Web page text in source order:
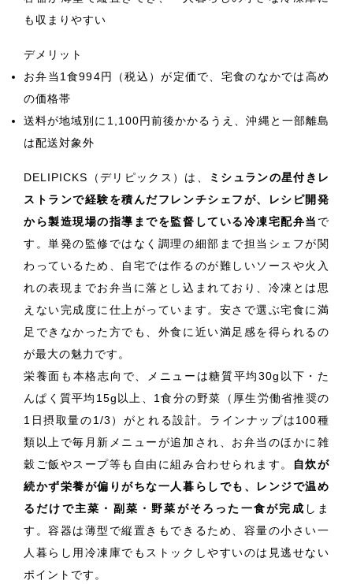
も収まりやすい
デメリット
お弁当1食994円（税込）が定価で、宅食のなかでは高め
の価格帯
送料が地域別に1,100円前後かかるうえ、沖縄と一部離島
は配送対象外
DELIPICKS（デリピックス）は、
ミシュランの星付きレ
ストランで経験を積んだフレンチシェフが、レシピ開発
から製造現場の指導までを監督している冷凍宅配弁当 で
す。単発の監修ではなく調理の細部まで担当シェフが関
わっているため、自宅では作るのが難しいソースや火入
れの表現までお弁当に落とし込まれており、冷凍とは思
えない完成度に仕上がっています。安さで選ぶ宅食に満
足できなかった方でも、外食に近い満足感を得られるの
が最大の魅力です。
栄養面も本格志向で、メニューは糖質平均30g以下・た
んぱく質平均15g以上、1食分の野菜（厚生労働省推奨の
1日摂取量の1/3）がとれる設計。ラインナップは100種
類以上で毎月新メニューが追加され、お弁当のほかに雑
穀ご飯やスープ等も自由に組み合わせられます。
自炊が
続かず栄養が偏りがちな一人暮らしでも、レンジで温め
るだけで主菜・副菜・野菜がそろった一食が完成 しま
す。容器は薄型で縦置きもできるため、容量の小さい一
人暮らし用冷凍庫でもストックしやすいのは見逃せない
ポイントです。